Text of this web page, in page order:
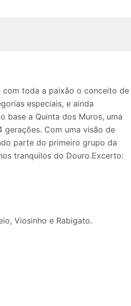
com toda a paixão o conceito de
especiais, e ainda
base a Quinta dos Muros, uma
Com uma visão de
parte do primeiro grupo da
tranquilos do Douro.Excerto:
Viosinho e Rabigato.